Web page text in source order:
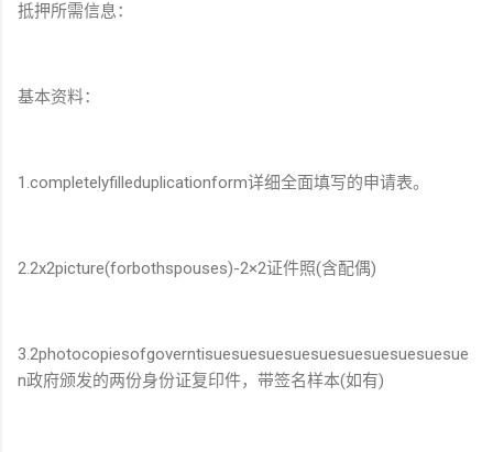
抵押所需信息：
基本资料：
1.completelyfilleduplicationform详细全面填写的申请表。
2.2x2picture(forbothspouses)-2×2证件照(含配偶)
3.2photocopiesofgoverntisuesuesuesuesuesuesuesuesuesue
n政府颁发的两份身份证复印件，带签名样本(如有)